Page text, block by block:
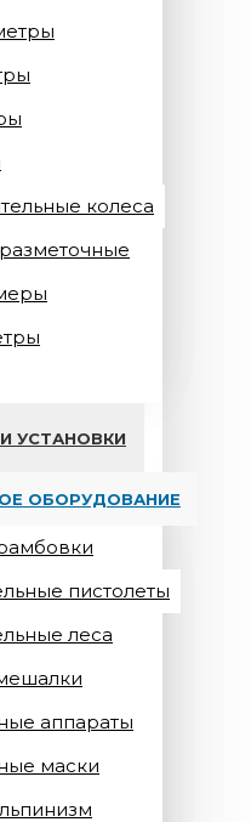
колеса
УСТАНОВКИ
ОБОРУДОВАНИЕ
пистолеты
леса
аппараты
маски